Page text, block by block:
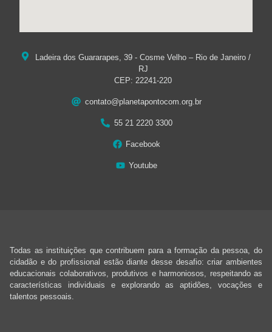
Ladeira dos Guararapes, 39 - Cosme Velho – Rio de Janeiro /
RJ
CEP: 22241-220
contato@planetapontocom.org.br
55 21 2220 3300
Facebook
Youtube
Todas as instituições que contribuem para a formação da pessoa, do
cidadão e do profissional estão diante desse desafio: criar ambientes
educacionais colaborativos, produtivos e harmoniosos, respeitando as
características individuais e explorando as aptidões, vocações e
talentos pessoais.